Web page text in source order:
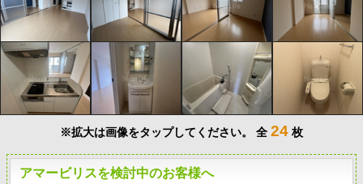
※拡大は画像をタップしてください。 全 24 枚
アマービリスを検討中のお客様へ